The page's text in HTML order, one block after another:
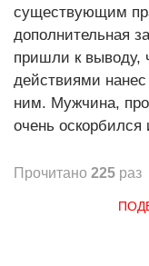
существующим
дополнительная
пришли к выводу,
действиями
ним. Мужчина,
очень оскорбился
Прочитано 225 раз